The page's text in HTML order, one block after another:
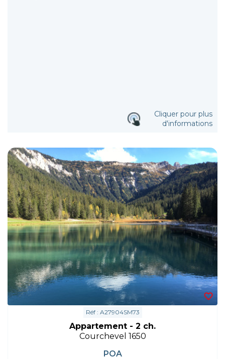
Cliquer pour plus
d'informations
Réf : A27904SM73
Appartement - 2 ch.
Courchevel 1650
POA